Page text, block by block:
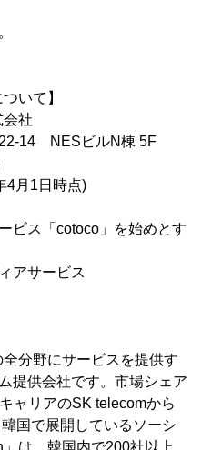
いて】
社
14 NESビルN棟 5F
4月1日時点)
ビス「cotoco」を始めとす
サービス
分野にサービスを提供す
提供会社です。市場シェア
ャリアのSK telecomから
国で展開しているソーシ
は、韓国内で200社以上